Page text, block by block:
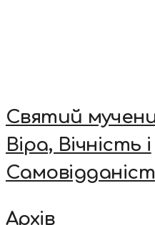
Святий
Віра, Вічність і
Архів